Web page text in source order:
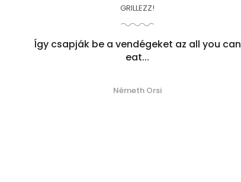
GRILLEZZ!
Így csapják be a vendégeket az all you can
eat...
Németh Orsi